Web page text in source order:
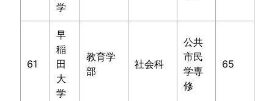
学
61
早
稲
田
大
学
教育学
部
社会科
公共
市民
学専
修
65